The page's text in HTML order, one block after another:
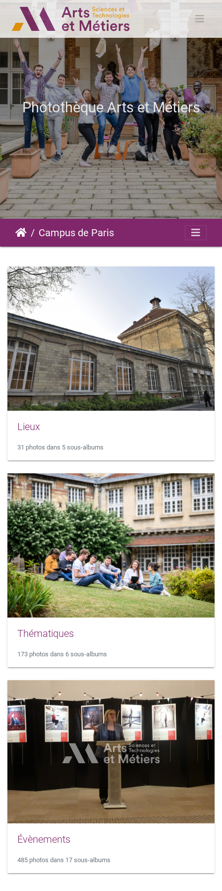
Photothèque Arts et Métiers
Campus de Paris
Lieux
31 photos dans 5 sous-albums
Thématiques
173 photos dans 6 sous-albums
Évènements
485 photos dans 17 sous-albums